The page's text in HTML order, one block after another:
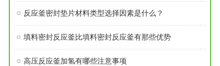
反应釜密封垫片材料类型选择因素是什么？
填料密封反应釜比填料密封反应釜有那些优势
高压反应釜加氢有哪些注意事项